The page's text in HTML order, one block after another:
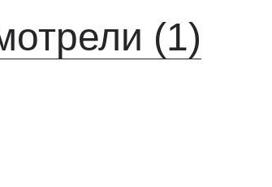
(1)